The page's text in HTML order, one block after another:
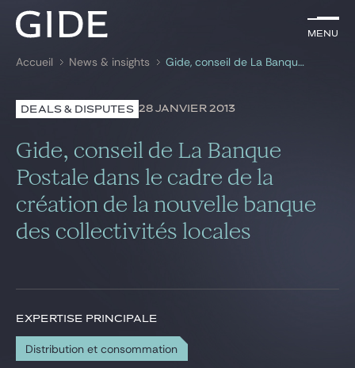
Menu
Rechercher par mots-clés
Menu
Avocats
Expertises
Global
News & insights
Gide Pro Bono et RSE
Accueil News & insights Gide, conseil de La Banque Postale dans le cadre de la création de la nouvelle banque des collectivités locales
DEALS & DISPUTES 28 JANVIER 2013
Gide, conseil de La Banque
Postale dans le cadre de la
création de la nouvelle banque
des collectivités locales
EXPERTISE PRINCIPALE
Distribution et consommation